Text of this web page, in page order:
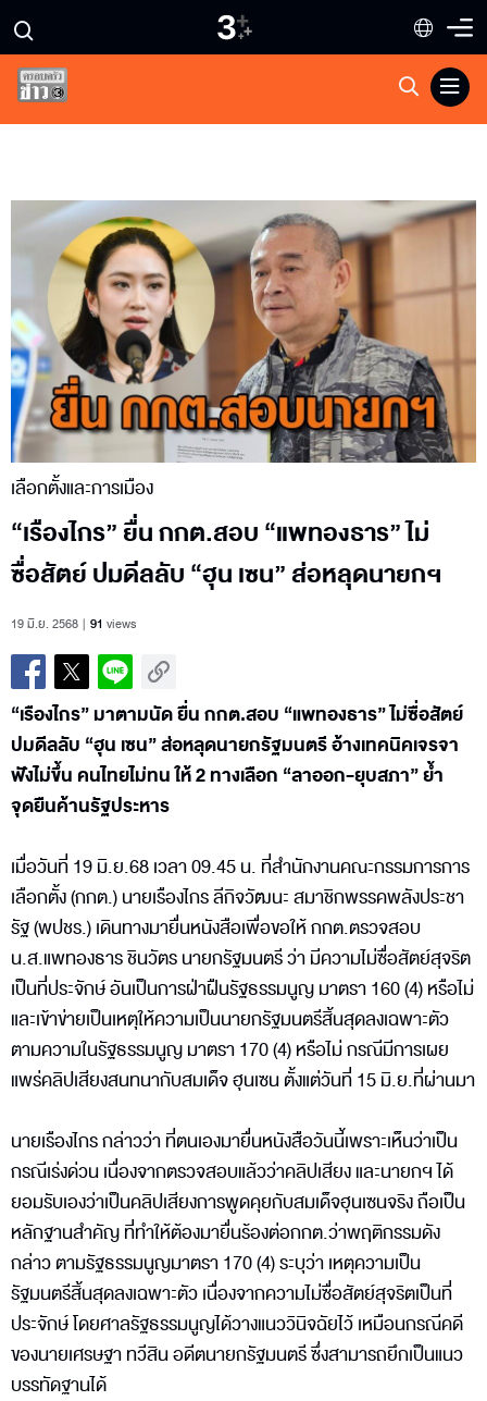
เลือกตั้งและการเมือง
“เรืองไกร” ยื่น กกต.สอบ “แพทองธาร” ไม่
ซื่อสัตย์ ปมดีลลับ “ฮุน เซน” ส่อหลุดนายกฯ
19 มิ.ย. 2568 91 views
“เรืองไกร” มาตามนัด ยื่น กกต.สอบ “แพทองธาร” ไม่ซื่อสัตย์
ปมดีลลับ “ฮุน เซน” ส่อหลุดนายกรัฐมนตรี อ้างเทคนิคเจรจา
ฟังไม่ขึ้น คนไทยไม่ทน ให้ 2 ทางเลือก “ลาออก-ยุบสภา” ย้ำ
จุดยืนค้านรัฐประหาร
เมื่อวันที่ 19 มิ.ย.68 เวลา 09.45 น. ที่สำนักงานคณะกรรมการการ
เลือกตั้ง (กกต.) นายเรืองไกร ลีกิจวัฒนะ สมาชิกพรรคพลังประชา
รัฐ (พปชร.) เดินทางมายื่นหนังสือเพื่อขอให้ กกต.ตรวจสอบ
น.ส.แพทองธาร ชินวัตร นายกรัฐมนตรี ว่า มีความไม่ซื่อสัตย์สุจริต
เป็นที่ประจักษ์ อันเป็นการฝ่าฝืนรัฐธรรมนูญ มาตรา 160 (4) หรือไม่
และเข้าข่ายเป็นเหตุให้ความเป็นนายกรัฐมนตรีสิ้นสุดลงเฉพาะตัว
ตามความในรัฐธรรมนูญ มาตรา 170 (4) หรือไม่ กรณีมีการเผย
แพร่คลิปเสียงสนทนากับสมเด็จ ฮุนเซน ตั้งแต่วันที่ 15 มิ.ย.ที่ผ่านมา
นายเรืองไกร กล่าวว่า ที่ตนเองมายื่นหนังสือวันนี้เพราะเห็นว่าเป็น
กรณีเร่งด่วน เนื่องจากตรวจสอบแล้วว่าคลิปเสียง และนายกฯ ได้
ยอมรับเองว่าเป็นคลิปเสียงการพูดคุยกับสมเด็จฮุนเซนจริง ถือเป็น
หลักฐานสำคัญ ที่ทำให้ต้องมายื่นร้องต่อกกต.ว่าพฤติกรรมดัง
กล่าว ตามรัฐธรรมนูญมาตรา 170 (4) ระบุว่า เหตุความเป็น
รัฐมนตรีสิ้นสุดลงเฉพาะตัว เนื่องจากความไม่ซื่อสัตย์สุจริตเป็นที่
ประจักษ์ โดยศาลรัฐธรรมนูญได้วางแนววินิจฉัยไว้ เหมือนกรณีคดี
ของนายเศรษฐา ทวีสิน อดีตนายกรัฐมนตรี ซึ่งสามารถยึกเป็นแนว
บรรทัดฐานได้